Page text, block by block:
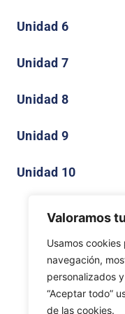
Valoramos
Usamos
navegación,
personalizados
“Aceptar todo”
de las cookies.
Unidad 6
Unidad 7
Unidad 8
Unidad 9
Unidad 10